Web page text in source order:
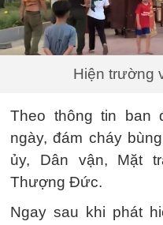
Hiện trường
Theo thông tin ban
ngày, đám cháy
ủy, Dân vận, Mặt
Thượng Đức.
Ngay sau khi phát